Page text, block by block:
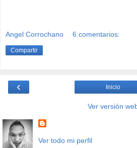
Angel Corrochano 6 comentarios:
Compartir
‹ Inicio
Ver versión
Ver todo mi perfil